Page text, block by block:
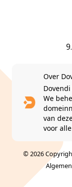
Over
We
van
voor
© 2026